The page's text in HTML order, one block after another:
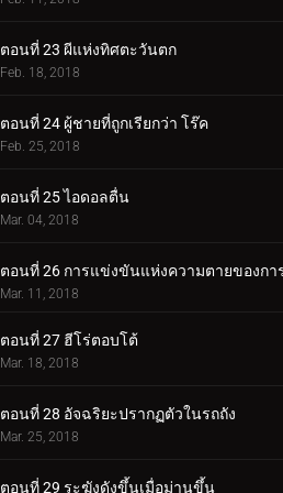
ตอนที่ 23 ผีแห่งทิศตะวันตก
Feb. 18, 2018
ตอนที่ 24 ผู้ชายที่ถูกเรียกว่า โร๊ค
Feb. 25, 2018
ตอนที่ 25 ไอดอลตื่น
Mar. 04, 2018
ตอนที่ 26 การแข่งขันแห่งความตายของกา
Mar. 11, 2018
ตอนที่ 27 ฮีโร่ตอบโต้
Mar. 18, 2018
ตอนที่ 28 อัจฉริยะปรากฏตัวในรถถัง
Mar. 25, 2018
ตอนที่ 29 ระฆังดังขึ้นเมื่อม่านขึ้น